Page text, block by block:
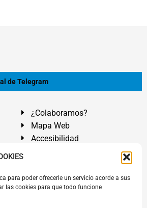
para poder ofrecerle un servicio acorde a sus
las cookies para que todo funcione
de Telegram
¿Colaboramos?
Mapa Web
Accesibilidad
Cruz de Tenerife. Islas Canarias.